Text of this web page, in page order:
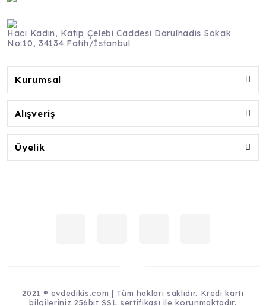
Hacı Kadın, Katip Çelebi Caddesi Darulhadis Sokak
No:10, 34134 Fatih/İstanbul
Kurumsal
Alışveriş
Üyelik
2021 ® evdedikis.com | Tüm hakları saklıdır. Kredi kartı
bilgileriniz 256bit SSL sertifikası ile korunmaktadır.